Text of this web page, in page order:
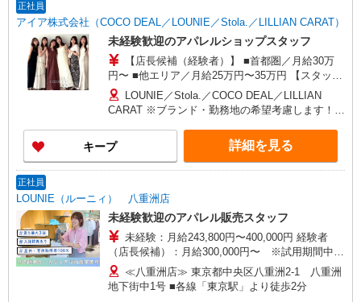
正社員
アイア株式会社（COCO DEAL／LOUNIE／Stola.／LILLIAN CARAT）
未経験歓迎のアパレルショップスタッフ
【店長候補（経験者）】 ■首都圏／月給30万
円〜 ■他エリア／月給25万円〜35万円 【スタッ
フ】 ■首都圏／月給24万3,800円〜40万円 ■大阪／
月給23万3,500円〜35万円 ■京都、兵庫、愛知、岐
阜、福岡／月給22万7,800円〜35万円 ■他エリア／
月給22万2,100円〜35万円 固定残業手当含む（1ヶ
月あたり20時間）※超過時は追加支給 首都圏エリ
ア：30,800円 大阪：29,500円 京都、兵庫、愛知、
考慮 ※試用期間3ヶ月も同条件（首都圏：店長候
補は月給27万円〜）
LOUNIE／Stola.／COCO DEAL／LILLIAN
CARAT ※ブランド・勤務地の希望考慮します！※
道、宮城（仙台）、愛知、大阪、兵庫、京都、和
歌山、岡山、広島、愛媛、福岡、長崎、宮崎、熊
本などの各店舗で募集しています。 【COCO
ルミネ池袋店／ルミネ横浜／ルミネ大宮店／ルミ
ネ有楽町店 ルミネ立川店／ルミネ町田店／池袋
PARCO店／東京スカイツリータウン・ソラマチ店
イクスピアリ店／イオンレイクタウン店／ジョイ
ナス店／テラスモール湘南店 タカシマヤ ゲートタ
ワーモール店／イオン大高SC店 なんばCITY店／
天王寺MIO店／阪神梅田本店／京都ポルタ店／阪
キープ 詳細を見る
正社員
LOUNIE（ルーニィ） 八重洲店
未経験歓迎のアパレル販売スタッフ
未経験：月給243,800円〜400,000円 経験者
（店長候補）：月給300,000円〜 ※試用期間中は
270,000円〜 ★固定残業手当：30,800円（月給に
含む） ※経験・能力考慮 ※固定残業時間は1ヶ月
あたり20時間、超過時は追加で残業手当支給 ※月
≪八重洲店≫ 東京都中央区八重洲2-1 八重洲
地下街中1号 ■各線「東京駅」より徒歩2分